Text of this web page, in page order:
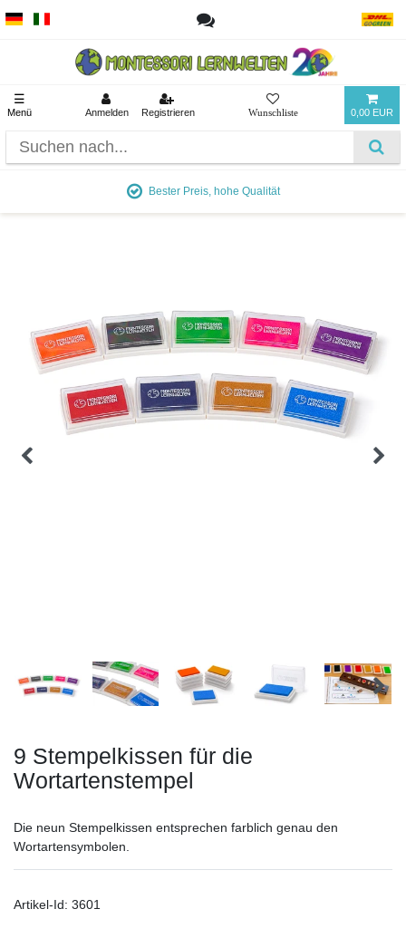
☰
Menü Anmelden Registrieren 0,00 EUR
Ab 90 € versandkostenfrei
9 Stempelkissen für die
Wortartenstempel
Die neun Stempelkissen entsprechen farblich genau den
Wortartensymbolen.
Artikel-Id: 3601